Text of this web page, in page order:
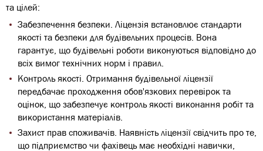
та цілей:
Забезпечення безпеки. Ліцензія встановлює стандарти
якості та безпеки для будівельних процесів. Вона
гарантує, що будівельні роботи виконуються відповідно до
всіх вимог технічних норм і правил.
Контроль якості. Отримання будівельної ліцензії
передбачає проходження обов'язкових перевірок та
оцінок, що забезпечує контроль якості виконання робіт та
використання матеріалів.
Захист прав споживачів. Наявність ліцензії свідчить про те,
що підприємство чи фахівець має необхідні навички,